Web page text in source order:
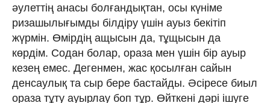
әулеттің анасы болғандықтан, осы күніме
ризашылығымды білдіру үшін ауыз бекітіп
жүрмін. Өмірдің ащысын да, тұщысын да
көрдім. Содан болар, ораза мен үшін бір ауыр
кезең емес. Дегенмен, жас қосылған сайын
денсаулық та сыр бере бастайды. Әсіресе биыл
ораза тұту ауырлау боп тұр. Өйткені дәрі ішуге